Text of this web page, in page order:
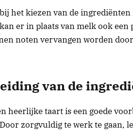
het kiezen van de
er in plaats van melk ook
noten vervangen worden
van de
heerlijke taart is een goede
zorgvuldig te werk te gaan,